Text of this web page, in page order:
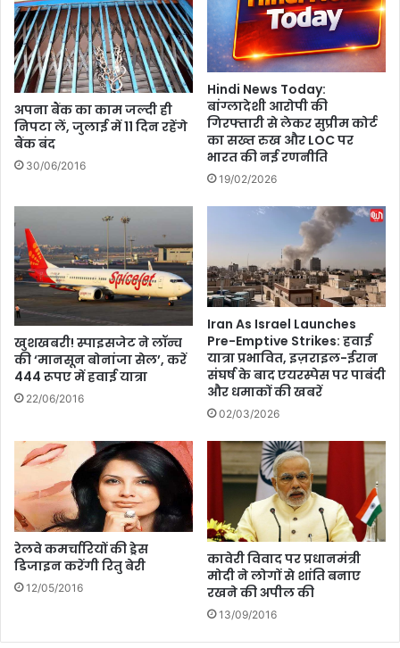
,
जा
नि
ए
ओ
लं
पि
क
चैं
य
न
की
सं
प
त्ति
n
:
अ
क्ष
य
कु
मा
र
अ
नी
फि
ल्म
स्का
ई
फ़ो
र्स
के
प्र
मो
श
दि
ल्ली
आ
ए
,
2
न
अपना बैंक का काम जल्दी ही
निपटा लें, जुलाई में 11 दिन रहेंगे
बैंक बंद
30/06/2016
Hindi News Today:
बांग्लादेशी आरोपी की
गिरफ्तारी से लेकर सुप्रीम कोर्ट
का सख्त रुख और LOC पर
भारत की नई रणनीति
19/02/2026
खुशखबरी! स्पाइसजेट ने लॉन्च
की ‘मानसून बोनांजा सेल’, करें
444 रूपए में हवाई यात्रा
22/06/2016
Iran As Israel Launches
Pre-Emptive Strikes: हवाई
यात्रा प्रभावित, इज़राइल-ईरान
संघर्ष के बाद एयरस्पेस पर पाबंदी
और धमाकों की खबरें
02/03/2026
रेलवे कमर्चारियों की ड्रेस
डिजाइन करेंगी रितु बेरी
12/05/2016
कावेरी विवाद पर प्रधानमंत्री
मोदी ने लोगों से शांति बनाए
रखने की अपील की
13/09/2016